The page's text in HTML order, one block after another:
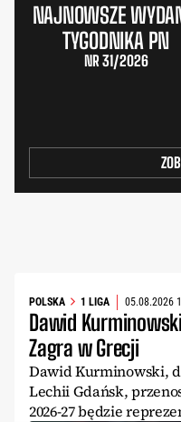
NAJNOWSZE
TYGODNIKA PN
NR 31/2026
POLSKA 1 LIGA 05.08.2026
Dawid
Zagra w Grecji
Dawid Kurminowski,
Lechii Gdańsk,
2026-27 będzie